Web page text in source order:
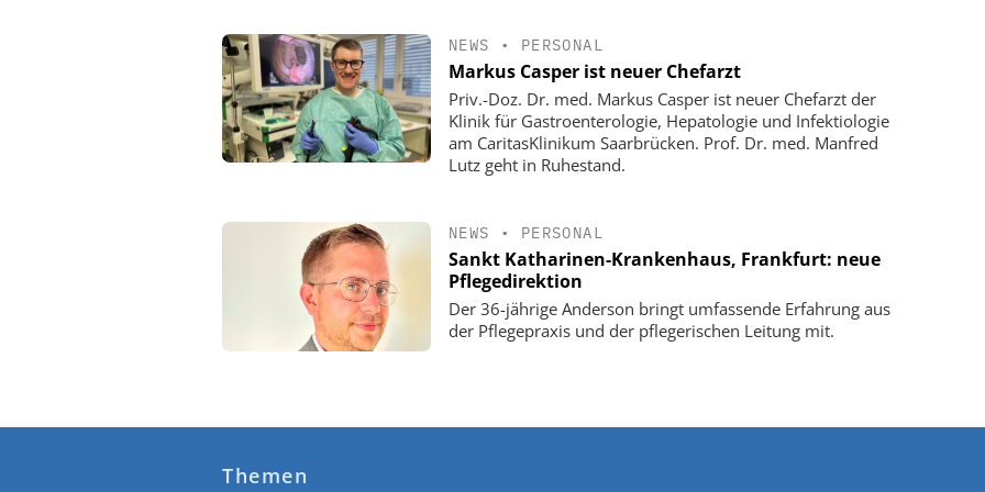
NEWS • PERSONAL
Markus Casper ist neuer Chefarzt
Priv.-Doz. Dr. med. Markus Casper ist neuer Chefarzt der
Klinik für Gastroenterologie, Hepatologie und Infektiologie
am CaritasKlinikum Saarbrücken. Prof. Dr. med. Manfred
Lutz geht in Ruhestand.
NEWS • PERSONAL
Sankt Katharinen-Krankenhaus, Frankfurt: neue
Pflegedirektion
Der 36-jährige Anderson bringt umfassende Erfahrung aus
der Pflegepraxis und der pflegerischen Leitung mit.
Themen